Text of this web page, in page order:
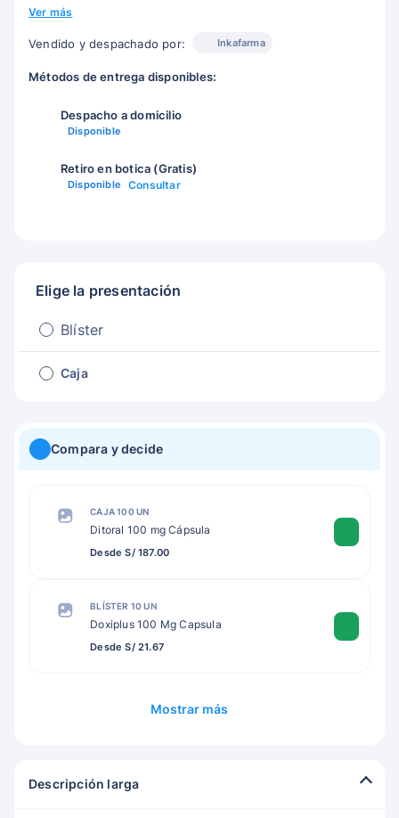
Ver más
Vendido y despachado por: Inkafarma
Métodos de entrega disponibles:
Despacho a domicilio
Disponible
Retiro en botica (Gratis)
Disponible Consultar
Elige la presentación
Blíster
Caja
Compara y decide
CAJA 100 UN
Ditoral 100 mg Cápsula
Desde S/ 187.00
BLÍSTER 10 UN
Doxiplus 100 Mg Capsula
Desde S/ 21.67
Mostrar más
Descripción larga